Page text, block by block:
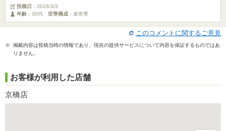
投稿日 ： 2026/3/3
年齢 ：30代 世帯構成 ：単世帯
このコメントに関するご意見
※ 掲載内容は投稿当時の情報であり、現在の提供サービスについて内容を保証するものではあ
りません。
お客様が利用した店舗
京橋店